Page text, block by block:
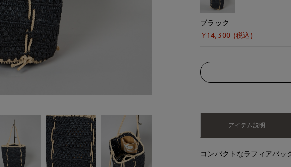
ブラック
￥14,300 (税込)
アイテム説明
コンパクトなラフィアバッ